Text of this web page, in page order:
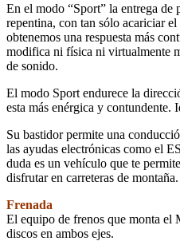
En el modo “Sport” la entrega de
repentina, con tan sólo acariciar
obtenemos una respuesta más
modifica ni física ni virtualmente
de sonido.
El modo Sport endurece la
esta más enérgica y contundente.
Su bastidor permite una
las ayudas electrónicas como el
duda es un vehículo que te
disfrutar en carreteras de
Frenada
El equipo de frenos que monta el
discos en ambos ejes.